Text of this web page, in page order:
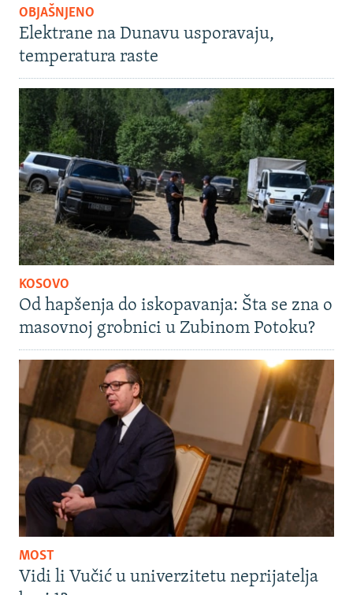
OBJAŠNJENO
Elektrane na Dunavu usporavaju,
temperatura raste
KOSOVO
Od hapšenja do iskopavanja: Šta se zna o
masovnoj grobnici u Zubinom Potoku?
MOST
Vidi li Vučić u univerzitetu neprijatelja